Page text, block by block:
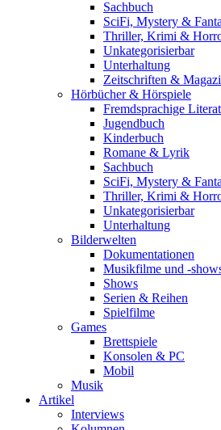
Sachbuch
SciFi, Mystery &
Thriller, Krimi &
Unkategorisierbar
Unterhaltung
Zeitschriften &
Hörbücher & Hörspiele
Fremdsprachige
Jugendbuch
Kinderbuch
Romane & Lyrik
Sachbuch
SciFi, Mystery &
Thriller, Krimi &
Unkategorisierbar
Unterhaltung
Bilderwelten
Dokumentationen
Musikfilme und -
Shows
Serien & Reihen
Spielfilme
Games
Brettspiele
Konsolen & PC
Mobil
Musik
Artikel
Interviews